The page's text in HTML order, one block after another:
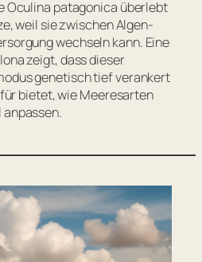
Oculina patagonica überlebt
weil sie zwischen Algen-
wechseln kann. Eine
zeigt, dass dieser
genetisch tief verankert
bietet, wie Meeresarten